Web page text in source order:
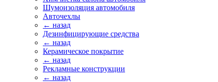
Шумоизоляция автомобиля
Авточехлы
← назад
Дезинфицирующие средства
← назад
Керамическое покрытие
← назад
Рекламные конструкции
← назад